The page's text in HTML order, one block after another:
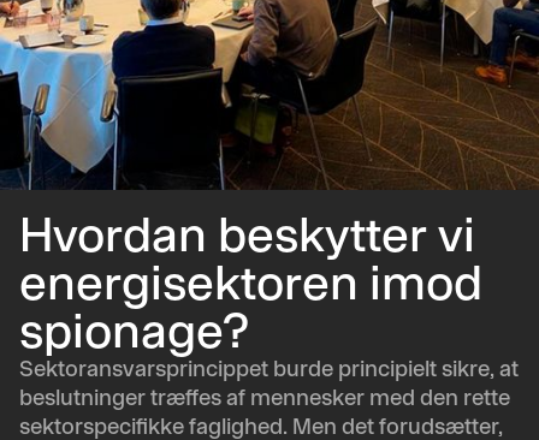
Hvordan beskytter vi
energisektoren imod
spionage?
Sektoransvarsprincippet burde principielt sikre, at
beslutninger træffes af mennesker med den rette
sektorspecifikke faglighed. Men det forudsætter,